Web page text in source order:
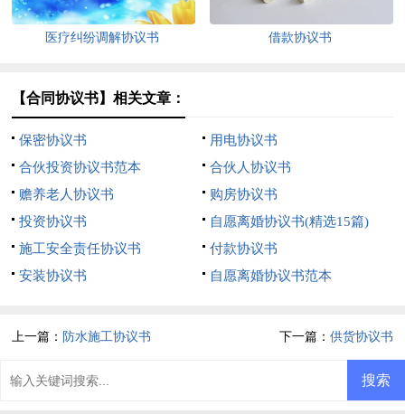
医疗纠纷调解协议书 借款协议书
【合同协议书】相关文章：
保密协议书
用电协议书
合伙投资协议书范本
合伙人协议书
赡养老人协议书
购房协议书
投资协议书
自愿离婚协议书(精选15篇)
施工安全责任协议书
付款协议书
安装协议书
自愿离婚协议书范本
上一篇： 防水施工协议书 下一篇： 供货协议书